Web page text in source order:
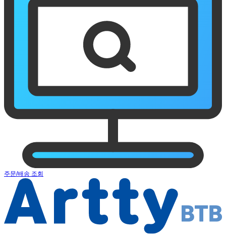
주문/배송 조회